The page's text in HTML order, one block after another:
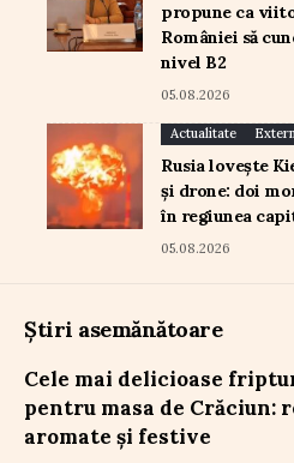
propune ca
României să
nivel B2
05.08.2026
Actualitate
Rusia lovește
și drone: doi
în regiunea
05.08.2026
Știri asemănătoare
Cele mai delicioase
pentru masa de Crăciun:
aromate și festive